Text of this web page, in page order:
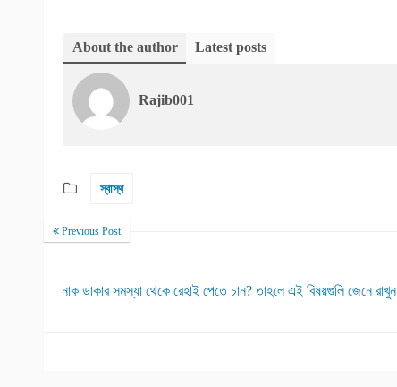
About the author Latest posts
Rajib001
স্বাস্থ
Previous Post
নাক ডাকার সমস্যা থেকে রেহাই পেতে চান? তাহলে এই বিষয়গুলি জেনে রাখুন